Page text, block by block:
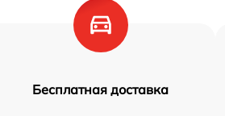
Бесплатная доставка